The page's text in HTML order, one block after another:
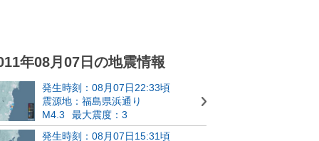
年08月07日の地震情報
発生時刻：08月07日22:33頃
震源地：福島県浜通り
M4.3
最大震度：3
発生時刻：08月07日15:31頃